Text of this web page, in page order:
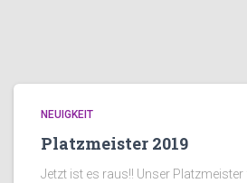
NEUIGKEIT
Platzmeister 2019
Jetzt ist es raus!! Unser